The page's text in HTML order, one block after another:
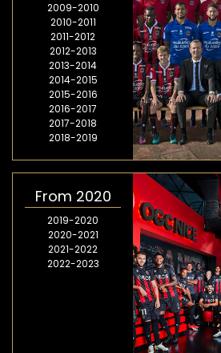
2009-2010
2010-2011
2011-2012
2012-2013
2013-2014
2014-2015
2015-2016
2016-2017
2017-2018
2018-2019
From 2020
2019-2020
2020-2021
2021-2022
2022-2023